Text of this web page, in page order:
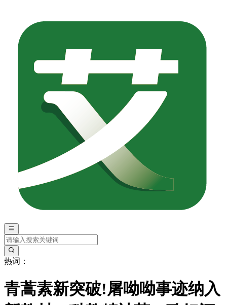
热词：
青蒿素新突破!屠呦呦事迹纳入